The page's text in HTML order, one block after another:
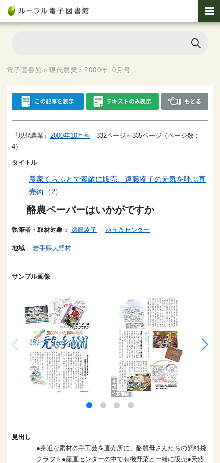
電子図書館 ＞現代農業 ＞2000年10月号
『現代農業』 2000年10月号 332ページ～335ページ（ページ数：
4）
タイトル
農家くらふとで素敵に販売、遠藤凌子の元気を呼ぶ直
売術（2）
酪農ペーパーはいかがですか
執筆者・取材対象： 遠藤凌子 ・ ゆうきセンター
地域： 岩手県大野村
サンプル画像
見出し
●身近な素材の手工芸を直売所に、酪農母さんたちの飼料袋
クラフト●産直センターの中で有機野菜と一緒に販売●天然